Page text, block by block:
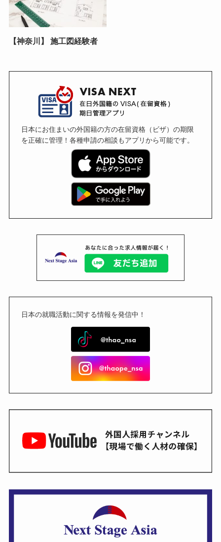
【神奈川】 施工図経験者
日本にお住まいの外国籍の方の在留資格（ビザ）の期限
を正確に管理！各種申請の相談もアプリから可能です。
日本の就職活動に関する情報を発信中！